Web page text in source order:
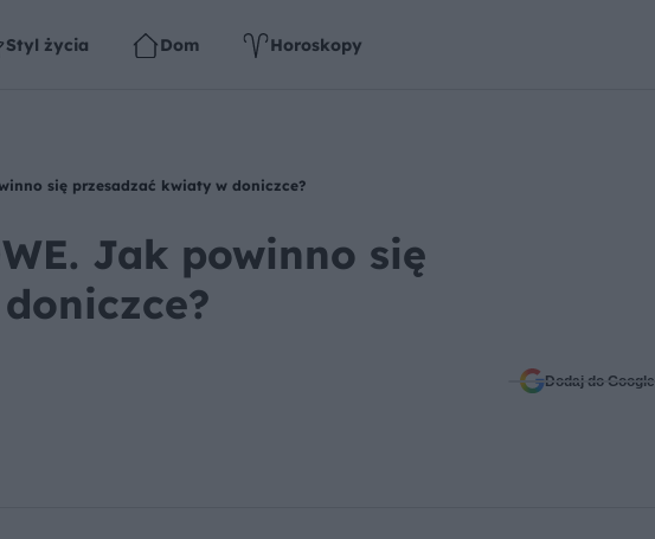
Styl życia Dom Horoskopy
się przesadzać kwiaty w doniczce?
Jak powinno się
Dodaj do Google